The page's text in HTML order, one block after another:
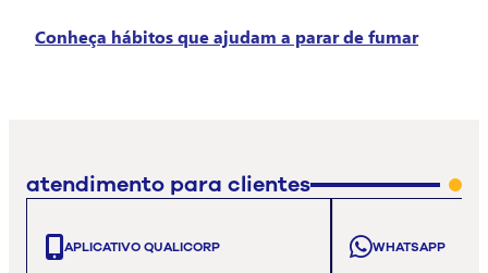
Conheça hábitos que ajudam a parar de fumar
atendimento para clientes
APLICATIVO QUALICORP WHATSAPP